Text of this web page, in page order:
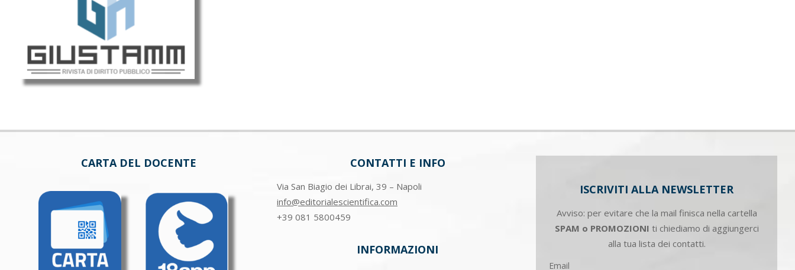
CARTA DEL DOCENTE CONTATTI E INFO
Via San Biagio dei Librai, 39 – Napoli
info@editorialescientifica.com
+39 081 5800459
INFORMAZIONI
ISCRIVITI ALLA NEWSLETTER
Avviso: per evitare che la mail finisca nella cartella
SPAM o PROMOZIONI ti chiediamo di aggiungerci
alla tua lista dei contatti.
Email